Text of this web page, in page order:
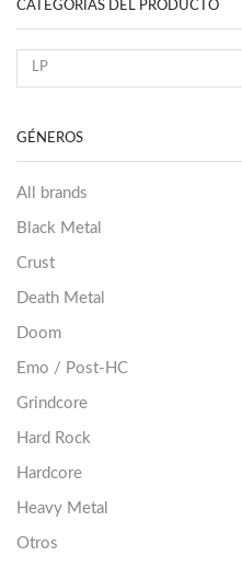
CATEGORÍAS DEL PRODUCTO
GÉNEROS
All brands
Black Metal
Crust
Death Metal
Doom
Emo / Post-HC
Grindcore
Hard Rock
Hardcore
Heavy Metal
Otros